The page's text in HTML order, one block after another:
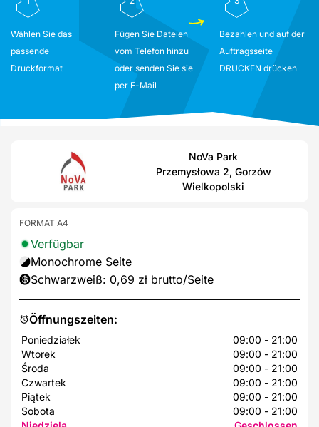
Wählen Sie das
passende
Druckformat
Fügen Sie Dateien
vom Telefon hinzu
oder senden Sie sie
per E-Mail
Bezahlen und auf der
Auftragsseite
DRUCKEN drücken
NoVa Park
Przemysłowa 2, Gorzów
Wielkopolski
Öffnungszeiten:
Poniedziałek
09:00 - 21:00
Wtorek
09:00 - 21:00
Środa
09:00 - 21:00
Czwartek
09:00 - 21:00
Piątek
09:00 - 21:00
Sobota
09:00 - 21:00
FORMAT A4
Verfügbar
Monochrome Seite
Schwarzweiß: 0,69 zł brutto/Seite